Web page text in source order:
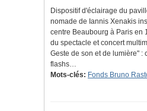
Dispositif d'éclairage du
nomade de Iannis Xenakis
centre Beaubourg à Paris en
du spectacle et concert
Geste de son et de lumière" :
flashs…
Mots-clés: Fonds Bruno